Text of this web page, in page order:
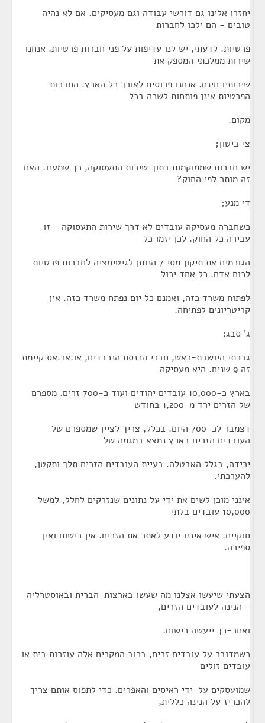
יחזרו אלינו גם דורשי עבודה וגם מעסיקים. אם לא נהיה
טובים - הם ילכו לחברות
פרטיות. לדעתי, יש לנו עדיפות על פני חברות פרטיות. אנחנו
שירות ממלכתי המספק את
שירותיו חינם. אנחנו פרוסים לאורך כל הארץ. החברות
הפרטיות אינן פותחות לשכה בכל
מקום.
צי ביטון;
יש חברות שממוקמות בתוך שירות התעסוקה, כך שמענו. האם
זה מותר לפי החוק?
די מנע;
כשחברה מעסיקה עובדים לא דרך שירות התעסוקה - זו
עבירה כל החוק. לכן יזמו כל
הגורמים את תיקון מסי 7 הנותן לגיטימציה לחברות פרטיות
לכוח אדם. כל אחד יכול
לפתוח משרד כזה, ואמנם כל יום נפתח משרד כזה. אין
קריטריונים לפתיחה.
ג' סבג;
גברתי היושבת-ראש, חברי הכנסת הנכבדים, או.אר.אס קיימת
זה 9 שנים. היא מעסיקה
בארץ כ-10,000 עובדים יהודים ועוד כ-700 זרים. מספרם
של הזרים ירד מ-1,200 בחודש
דצמבר לכ-700 היום. בכלל, צריך לציין שמספרם של
העובדים הזרים בארץ נמצא במגמה של
ירידה, בגלל האבטלה. בעיית העובדים הזרים תלך ותקטן,
להערכתי.
אינני מוכן לשים את ידי על נתונים שנזרקים לחלל, למשל
10,000 עובדים בלתי
חוקיים. איש איננו יודע לאתר את הזרים. אין רישום ואין
ספירה.
הצעתי שיעשו אצלנו מה שעשו בארצות-הברית ובאוסטרליה
- הנינה לעובדים הזרים,
ואחר-כך ייעשה רישום.
כשמדובר על עובדים זרים, ברוב המקרים אלה עוזרות בית או
עובדים זולים
שמועסקים על-ידי ראיסים והאפרים. כדי לתפוס אותם צריך
להכריז על הנינה כללית,